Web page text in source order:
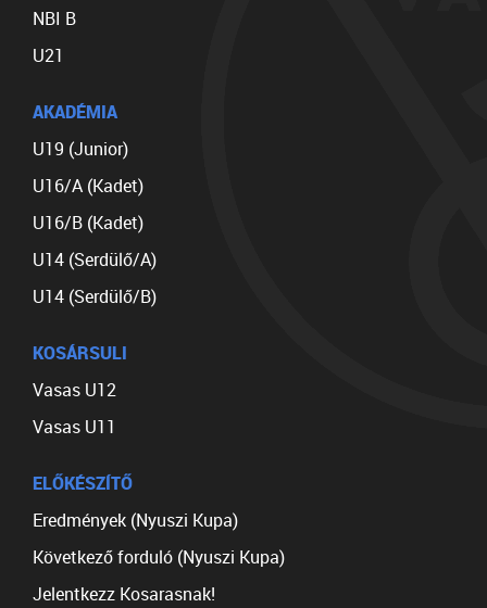
NBI B
U21
AKADÉMIA
U19 (Junior)
U16/A (Kadet)
U16/B (Kadet)
U14 (Serdülő/A)
U14 (Serdülő/B)
KOSÁRSULI
Vasas U12
Vasas U11
ELŐKÉSZÍTŐ
Eredmények (Nyuszi Kupa)
Következő forduló (Nyuszi Kupa)
Jelentkezz Kosarasnak!